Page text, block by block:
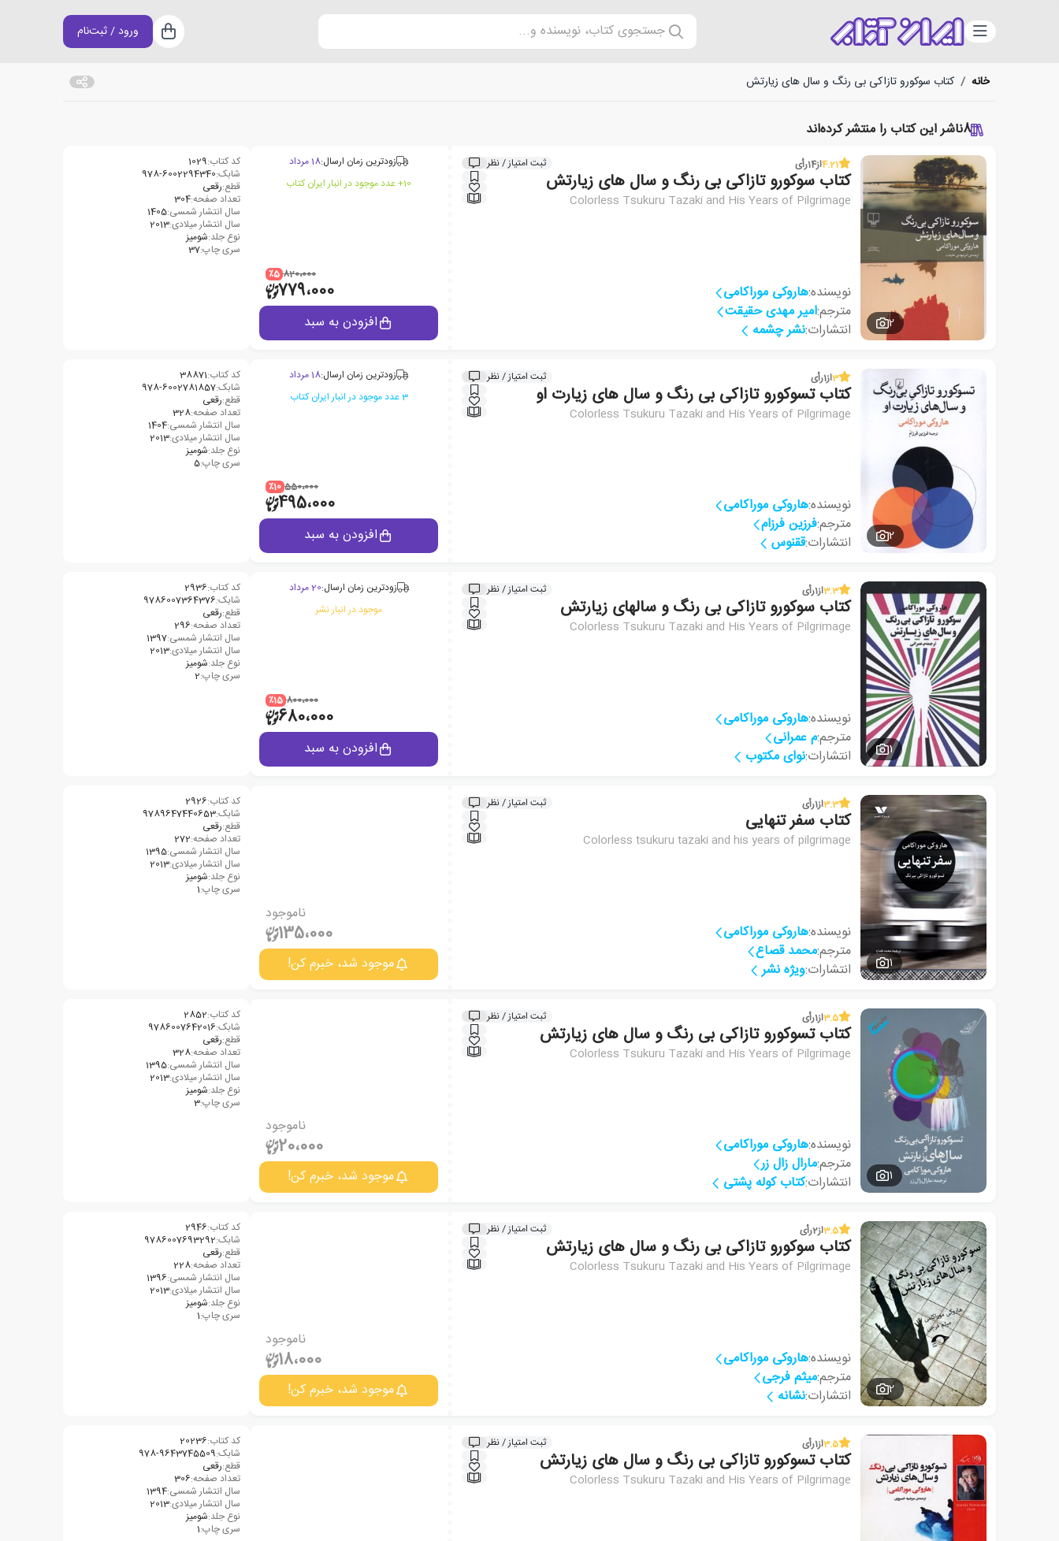
دسته‌بندی جستجوی کتاب، نویسنده و... سبد خرید
ورود / ثبت‌نام
خانه / کتاب سوکورو تازاکی بی رنگ و سال های زیارتش
8ناشر این کتاب را منتشر کرده‌اند
2
4.21از14رأی ثبت امتیاز / نظر
کتاب سوکورو تازاکی بی رنگ و سال های زیارتش
Colorless Tsukuru Tazaki and His Years of Pilgrimage
نویسنده:هاروکی موراکامی
مترجم:امیر مهدی حقیقت
انتشارات:نشر چشمه
زودترین زمان ارسال:18 مرداد
10+ عدد موجود در انبار ایران کتاب
820،000 ٪5
779،000
افزودن به سبد
کد کتاب:1029
شابک:978-6002294340
قطع:رقعی
تعداد صفحه:304
سال انتشار شمسی:1405
سال انتشار میلادی:2013
نوع جلد:شومیز
سری چاپ:37
2
3از1رأی ثبت امتیاز / نظر
کتاب تسوکورو تازاکی بی رنگ و سال های زیارت او
Colorless Tsukuru Tazaki and His Years of Pilgrimage
نویسنده:هاروکی موراکامی
مترجم:فرزین فرزام
انتشارات:ققنوس
زودترین زمان ارسال:18 مرداد
3 عدد موجود در انبار ایران کتاب
550،000 ٪10
495،000
افزودن به سبد
کد کتاب:38871
شابک:978-6002781857
قطع:رقعی
تعداد صفحه:328
سال انتشار شمسی:1404
سال انتشار میلادی:2013
نوع جلد:شومیز
سری چاپ:5
1
3.3از1رأی ثبت امتیاز / نظر
کتاب سوکورو تازاکی بی رنگ و سالهای زیارتش
Colorless Tsukuru Tazaki and His Years of Pilgrimage
نویسنده:هاروکی موراکامی
مترجم:م عمرانی
انتشارات:نوای مکتوب
زودترین زمان ارسال:20 مرداد
موجود در انبار نشر
800،000 ٪15
680،000
افزودن به سبد
کد کتاب:2936
شابک:9786007364376
قطع:رقعی
تعداد صفحه:296
سال انتشار شمسی:1397
سال انتشار میلادی:2013
نوع جلد:شومیز
سری چاپ:2
1
3.3از1رأی ثبت امتیاز / نظر
کتاب سفر تنهایی
Colorless tsukuru tazaki and his years of pilgrimage
نویسنده:هاروکی موراکامی
مترجم:محمد قصاع
انتشارات:ویژه نشر
ناموجود
135،000
موجود شد، خبرم کن!
کد کتاب:2926
شابک:9789647440653
قطع:رقعی
تعداد صفحه:272
سال انتشار شمسی:1395
سال انتشار میلادی:2013
نوع جلد:شومیز
سری چاپ:1
1
3.5از1رأی ثبت امتیاز / نظر
کتاب تسوکورو تازاکی بی رنگ و سال های زیارتش
Colorless Tsukuru Tazaki and His Years of Pilgrimage
نویسنده:هاروکی موراکامی
مترجم:مارال زال زر
انتشارات:کتاب کوله پشتی
ناموجود
20،000
موجود شد، خبرم کن!
کد کتاب:2852
شابک:9786007642016
قطع:رقعی
تعداد صفحه:328
سال انتشار شمسی:1395
سال انتشار میلادی:2013
نوع جلد:شومیز
سری چاپ:3
2
3.5از2رأی ثبت امتیاز / نظر
کتاب سوکورو تازاکی بی رنگ و سال های زیارتش
Colorless Tsukuru Tazaki and His Years of Pilgrimage
نویسنده:هاروکی موراکامی
مترجم:میثم فرجی
انتشارات:نشانه
ناموجود
18،000
موجود شد، خبرم کن!
کد کتاب:2946
شابک:9786007693292
قطع:رقعی
تعداد صفحه:228
سال انتشار شمسی:1396
سال انتشار میلادی:2013
نوع جلد:شومیز
سری چاپ:1
3.5از1رأی ثبت امتیاز / نظر
کتاب تسوکورو تازاکی بی رنگ و سال های زیارتش
Colorless Tsukuru Tazaki and His Years of Pilgrimage
کد کتاب:20236
شابک:978-9643745509
قطع:رقعی
تعداد صفحه:306
سال انتشار شمسی:1394
سال انتشار میلادی:2013
نوع جلد:شومیز
سری چاپ:1